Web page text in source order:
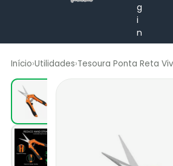
g
i
n
Início›Utilidades›Tesoura Ponta Reta